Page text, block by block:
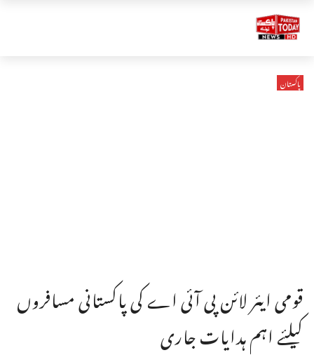
پاکستان
قومی ایئر لائن پی آئی اے کی پاکستانی مسافروں
کیلئے اہم ہدایات جاری